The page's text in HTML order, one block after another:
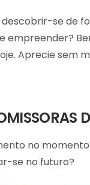
se de
empreender?
Aprecie sem
no
se no futuro?